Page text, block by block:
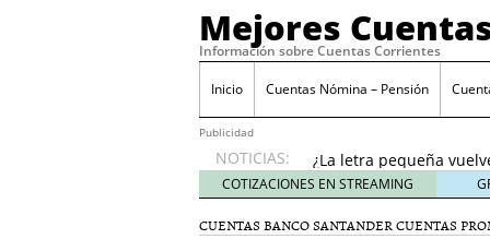
Mejores
Información sobre Cuentas Corrientes
Inicio Cuentas Nómina – Pensión
Publicidad
NOTICIAS:
¿La letra pequeña
Checklist para evaluar
21, 2026
Cuenta remunerada vs
COTIZACIONES EN STREAMING
CUENTAS BANCO SANTANDERCUENTAS